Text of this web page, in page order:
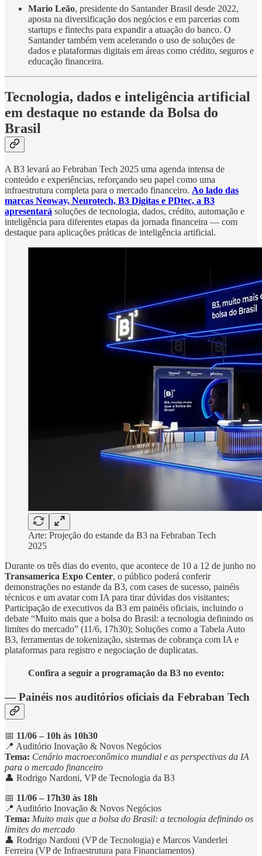
Mario Leão, presidente do Santander Brasil desde 2022,
aposta na diversificação dos negócios e em parcerias com
startups e fintechs para expandir a atuação do banco. O
Santander também vem acelerando o uso de soluções de
dados e plataformas digitais em áreas como crédito, seguros e
educação financeira.
Tecnologia, dados e inteligência artificial
em destaque no estande da Bolsa do
Brasil
A B3 levará ao Febraban Tech 2025 uma agenda intensa de
conteúdo e experiências, reforçando seu papel como uma
infraestrutura completa para o mercado financeiro. Ao lado das
marcas Neoway, Neurotech, B3 Digitas e PDtec, a B3
apresentará soluções de tecnologia, dados, crédito, automação e
inteligência para diferentes etapas da jornada financeira — com
destaque para aplicações práticas de inteligência artificial.
Arte: Projeção do estande da B3 na Febraban Tech
2025
Durante os três dias do evento, que acontece de 10 a 12 de junho no
Transamerica Expo Center, o público poderá conferir
demonstrações no estande da B3, com cases de sucesso, painéis
técnicos e um avatar com IA para tirar dúvidas dos visitantes;
Participação de executivos da B3 em painéis oficiais, incluindo o
debate “Muito mais que a bolsa do Brasil: a tecnologia definindo os
limites do mercado” (11/6, 17h30); Soluções como a Tabela Auto
B3, ferramentas de tokenização, sistemas de cobrança com IA e
plataformas para registro e negociação de duplicatas.
Confira a seguir a programação da B3 no evento:
— Painéis nos auditórios oficiais da Febraban Tech
📅 11/06 – 10h às 10h30
📍 Auditório Inovação & Novos Negócios
Tema: Cenário macroeconômico mundial e as perspectivas da IA
para o mercado financeiro
👤 Rodrigo Nardoni, VP de Tecnologia da B3
📅 11/06 – 17h30 às 18h
📍 Auditório Inovação & Novos Negócios
Tema: Muito mais que a bolsa do Brasil: a tecnologia definindo os
limites do mercado
👤 Rodrigo Nardoni (VP de Tecnologia) e Marcos Vanderlei
Ferreira (VP de Infraestrutura para Financiamentos)